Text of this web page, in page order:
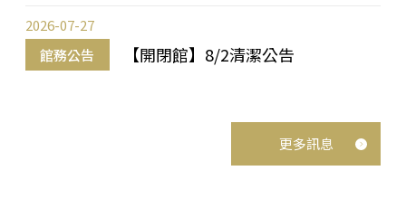
館務公告 【開閉館】8/2清潔公告
2026-07-27
更多訊息